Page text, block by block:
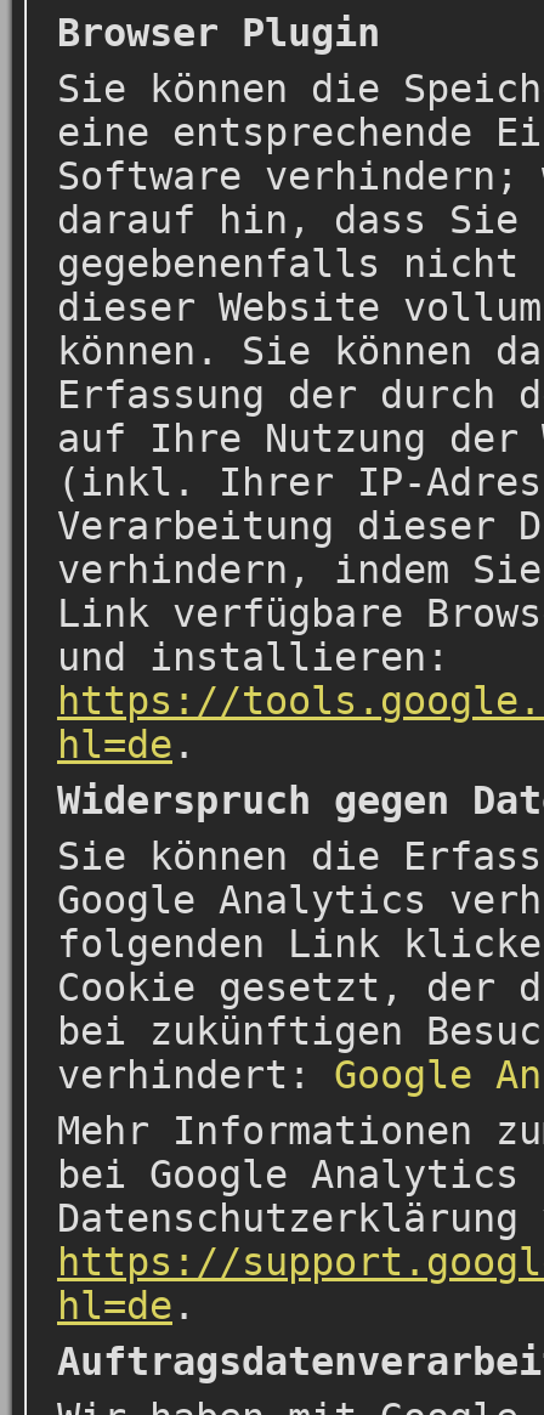
Browser Plugin
Sie können die
eine entsprechende
Software
darauf hin, dass Sie
gegebenenfalls nicht
dieser Website
können. Sie können
Erfassung der durch
auf Ihre Nutzung der
(inkl. Ihrer IP-
Verarbeitung dieser
verhindern, indem
Link verfügbare
und installieren:
https://
hl=de .
Widerspruch gegen
Sie können die
Google Analytics
folgenden Link
Cookie gesetzt, der
bei zukünftigen
verhindert: Google
Mehr Informationen
bei Google
Datenschutzerklärung
https://
hl=de .